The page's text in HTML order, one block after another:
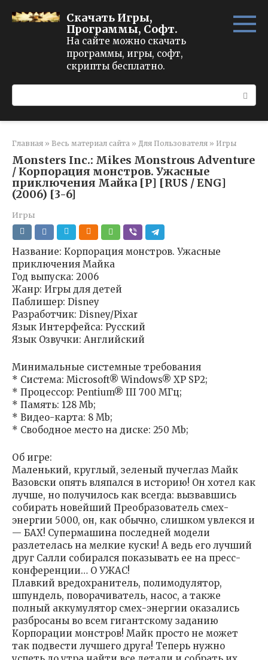
Скачать Игры,
Программы, Софт.
На сайте можно скачать
программы, игры, софт,
скрипты бесплатно.
Главная » Весь материал сайта » Для Пользователя » Игры
Monsters Inc.: Mikes Monstrous Adventure
/ Корпорация монстров. Ужасные
приключения Майка [P] [RUS / ENG]
(2006) [3-6]
Игры
Название: Корпорация монстров. Ужасные
приключения Майка
Год выпуска: 2006
Жанр: Игры для детей
Паблишер: Disney
Разработчик: Disney/Pixar
Язык Интерфейса: Русский
Язык Озвучки: Английский
Минимальные системные требования
* Система: Microsoft® Windows® XP SP2;
* Процессор: Pentium® III 700 МГц;
* Память: 128 Mb;
* Видео-карта: 8 Mb;
* Свободное место на диске: 250 Mb;
Об игре:
Маленький, круглый, зеленый пучеглаз Майк
Вазовски опять вляпался в историю! Он хотел как
лучше, но получилось как всегда: вызвавшись
собирать новейший Преобразователь смех-
энергии 5000, он, как обычно, слишком увлекся и
— БАХ! Супермашина последней модели
разлетелась на мелкие куски! А ведь его лучший
друг Салли собирался показывать ее на пресс-
конференции… О УЖАС!
Плавкий вредохранитель, полимодулятор,
шпундель, поворачиватель, насос, а также
полный аккумулятор смех-энергии оказались
разбросаны во всем гигантскому заданию
Корпорации монстров! Майк просто не может
так подвести лучшего друга! Теперь нужно